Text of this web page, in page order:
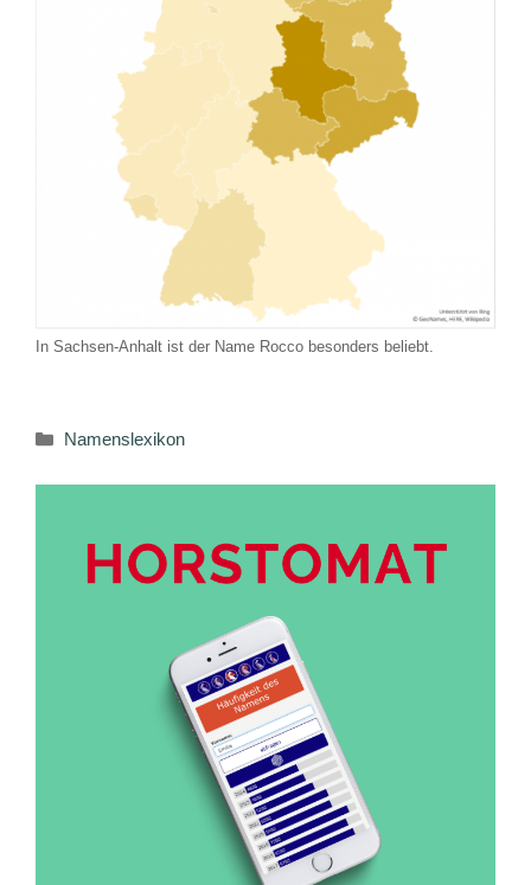
In Sachsen-Anhalt ist der Name Rocco besonders beliebt.
Kategorien
Namenslexikon